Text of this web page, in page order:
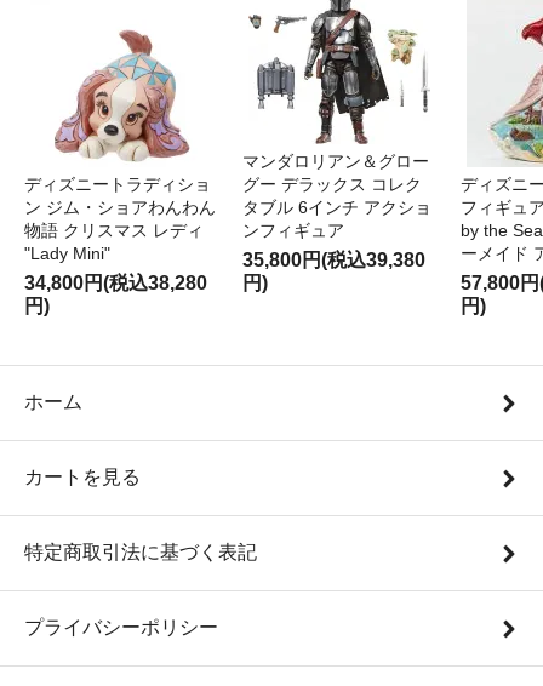
ディズニートラディショ
ン ジム・ショアわんわん
物語 クリスマス レディ
"Lady Mini"
34,800円(税込38,280
円)
マンダロリアン＆グロー
グー デラックス コレク
タブル 6インチ アクショ
ンフィギュア
35,800円(税込39,380
円)
ディズニ
フィギュ
by the
ーメイド
57,800
円)
ホーム
カートを見る
特定商取引法に基づく表記
プライバシーポリシー